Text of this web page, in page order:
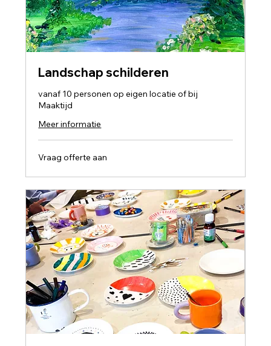
Landschap schilderen
vanaf 10 personen op eigen locatie of bij
Maaktijd
Meer informatie
Vraag
offerte
Vraag offerte aan